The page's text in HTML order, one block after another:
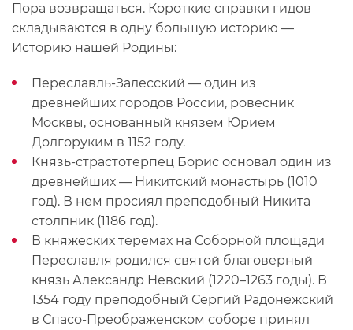
Пора возвращаться. Короткие справки гидов
складываются в одну большую историю —
Историю нашей Родины:
Переславль-Залесский — один из
древнейших городов России, ровесник
Москвы, основанный князем Юрием
Долгоруким в 1152 году.
Князь-страстотерпец Борис основал один из
древнейших — Никитский монастырь (1010
год). В нем просиял преподобный Никита
столпник (1186 год).
В княжеских теремах на Соборной площади
Переславля родился святой благоверный
князь Александр Невский (1220–1263 годы). В
1354 году преподобный Сергий Радонежский
в Спасо-Преображенском соборе принял